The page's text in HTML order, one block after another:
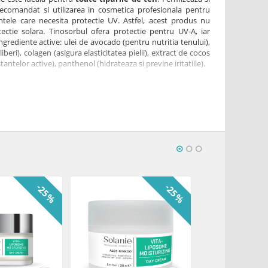
si utilizarea in cosmetica profesionala pentru
care necesita protectie UV. Astfel, acest produs nu
solara. Tinosorbul ofera protectie pentru UV-A, iar
active: ulei de avocado (pentru nutritia tenului),
colagen (asigura elasticitatea pielii), extract de cocos
active), panthenol (hidrateaza si previne iritatiile).
UV-A), Parsol (filtru UV-B), ulei de avocado, colagen,
peelingului profund, a tratamentelor de atenuare a
Isohexadecane, Glycerin, Propylene
Methylene Bis-Benzotriazolyl Tetramethylbutylphenol
Cyclopentasiloxane, Persea Gratissima Oil, Dimethicone,
Oil, Polysorbate 80, Sodium Acrylate/Sodium
Cyclohexasiloxane, Glyceryl Stearate, PEG-100
Stearic Acid, Sodium Lactate, Cetyl Alcohol,
-25% -25%